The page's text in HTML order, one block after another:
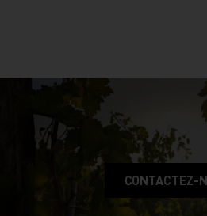
CONTACTEZ-